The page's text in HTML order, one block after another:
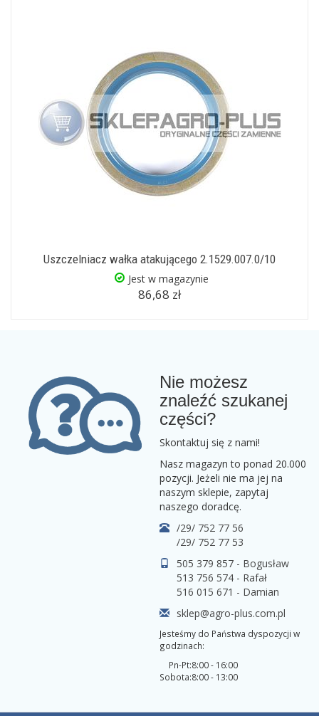
Uszczelniacz wałka atakującego 2.1529.007.0/10
Jest w magazynie
86,68 zł
Nie możesz
znaleźć szukanej
części?
Skontaktuj się z nami!
Nasz magazyn to ponad 20.000
pozycji. Jeżeli nie ma jej na
naszym sklepie, zapytaj
naszego doradcę.
/29/ 752 77 56
/29/ 752 77 53
505 379 857 - Bogusław
513 756 574 - Rafał
516 015 671 - Damian
sklep@agro-plus.com.pl
Jesteśmy do Państwa dyspozycji w
godzinach:
Pn-Pt:
Sobota:
8:00 - 16:00
8:00 - 13:00